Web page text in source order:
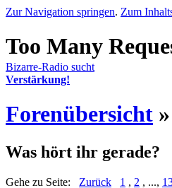
Zur Navigation springen. Zum
Bizarre-Radio sucht
Verstärkung!
Forenübersicht »
Was hört ihr gerade?
Gehe zu Seite: Zurück 1 , 2 , ...,